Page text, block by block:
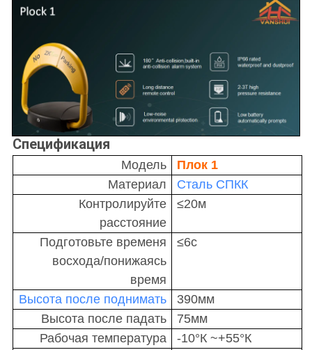
Спецификация
Модель
Плок 1
Материал
Сталь СПКК
Контролируйте
расстояние
≤20м
Подготовьте временя
восхода/понижаясь
время
≤6с
Высота после поднимать
390мм
Высота после падать
75мм
Рабочая температура
-10°К ~+55°К